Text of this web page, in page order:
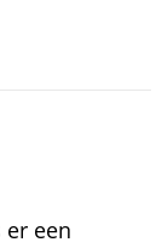
een